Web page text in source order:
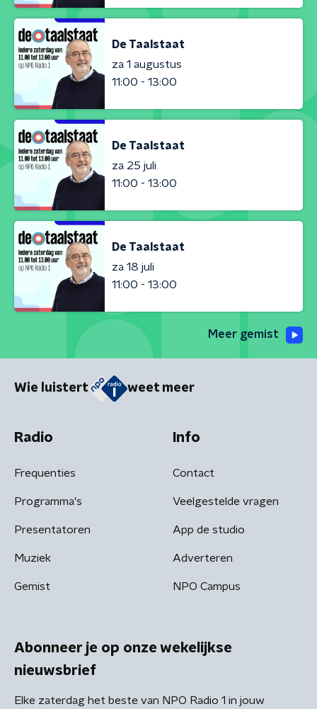
De Taalstaat
za 1 augustus
11:00 - 13:00
De Taalstaat
za 25 juli
11:00 - 13:00
De Taalstaat
za 18 juli
11:00 - 13:00
Meer gemist
Wie luistert weet meer
Radio
Frequenties
Programma's
Presentatoren
Muziek
Gemist
Info
Contact
Veelgestelde vragen
App de studio
Adverteren
NPO Campus
Abonneer je op onze wekelijkse
nieuwsbrief
Elke zaterdag het beste van NPO Radio 1 in jouw